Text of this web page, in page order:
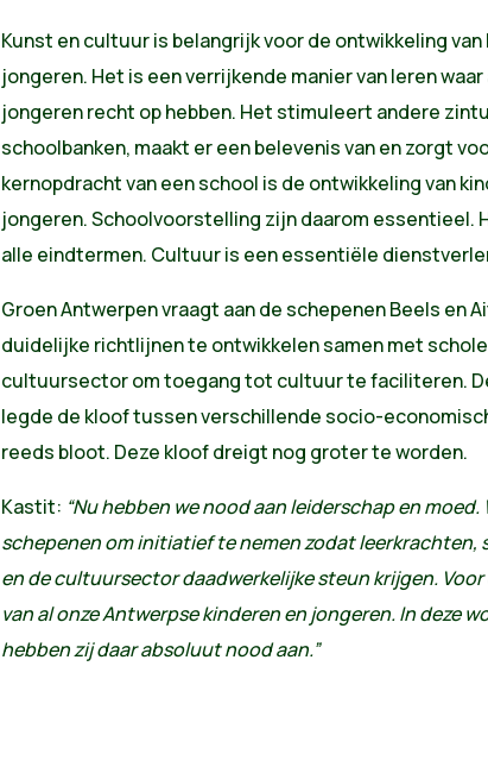
Kunst en cultuur is belangrijk voor de ontwikkeling van
jongeren. Het is een verrijkende manier van leren
jongeren recht op hebben. Het stimuleert andere
schoolbanken, maakt er een belevenis van en zorgt
kernopdracht van een school is de ontwikkeling van
jongeren. Schoolvoorstelling zijn daarom essentieel.
alle eindtermen. Cultuur is een essentiële
Groen Antwerpen vraagt aan de schepenen Beels en
duidelijke richtlijnen te ontwikkelen samen met
cultuursector om toegang tot cultuur te faciliteren.
legde de kloof tussen verschillende socio-
reeds bloot. Deze kloof dreigt nog groter te worden.
Kastit: “Nu hebben we nood aan leiderschap en moed.
schepenen om initiatief te nemen zodat leerkrachten,
en de cultuursector daadwerkelijke steun krijgen.
van al onze Antwerpse kinderen en jongeren. In deze
hebben zij daar absoluut nood aan.”